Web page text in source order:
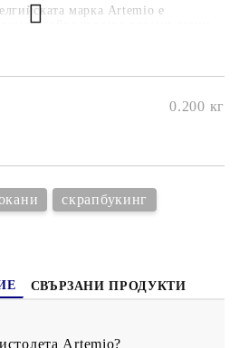
марка Artemio е
който създава големи серии
0.200 кг
скрапбукинг
СВЪРЗАНИ ПРОДУКТИ
Artemio?